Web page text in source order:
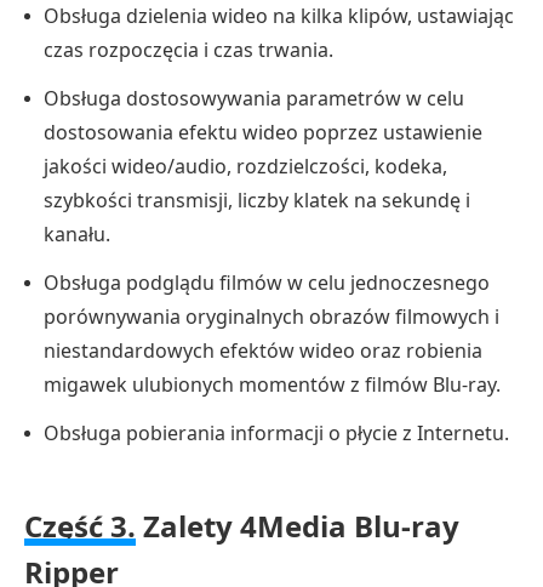
Obsługa dzielenia wideo na kilka klipów, ustawiając
czas rozpoczęcia i czas trwania.
Obsługa dostosowywania parametrów w celu
dostosowania efektu wideo poprzez ustawienie
jakości wideo/audio, rozdzielczości, kodeka,
szybkości transmisji, liczby klatek na sekundę i
kanału.
Obsługa podglądu filmów w celu jednoczesnego
porównywania oryginalnych obrazów filmowych i
niestandardowych efektów wideo oraz robienia
migawek ulubionych momentów z filmów Blu-ray.
Obsługa pobierania informacji o płycie z Internetu.
Część 3. Zalety 4Media Blu-ray
Ripper